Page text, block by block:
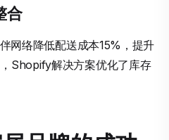
合
网络降低配送成本15%，提升
Shopify解决方案优化了库存